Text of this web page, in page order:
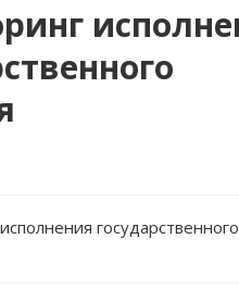
государственного